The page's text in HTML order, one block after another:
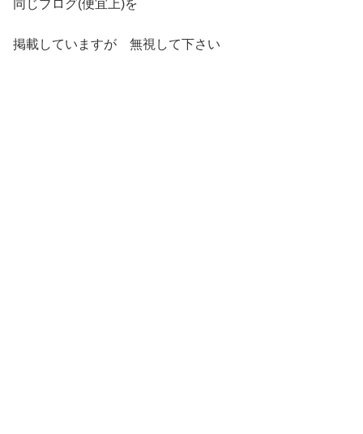
同じブログ(便宜上)を
掲載していますが 無視して下さい